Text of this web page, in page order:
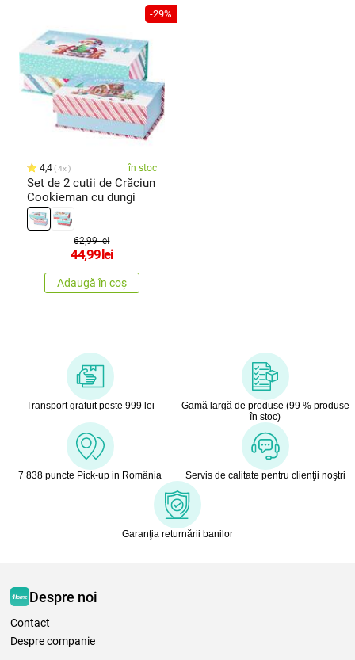
-29%
4,4 4x în stoc
Set de 2 cutii de Crăciun
Cookieman cu dungi
62,99 lei
44,99lei
Adaugă în coș
Transport gratuit peste 999 lei
Gamă largă de produse (99 % produse
în stoc)
7 838 puncte Pick-up in România Servis de calitate pentru clienţii noştri
Garanţia returnării banilor
Despre noi
Contact
Despre companie